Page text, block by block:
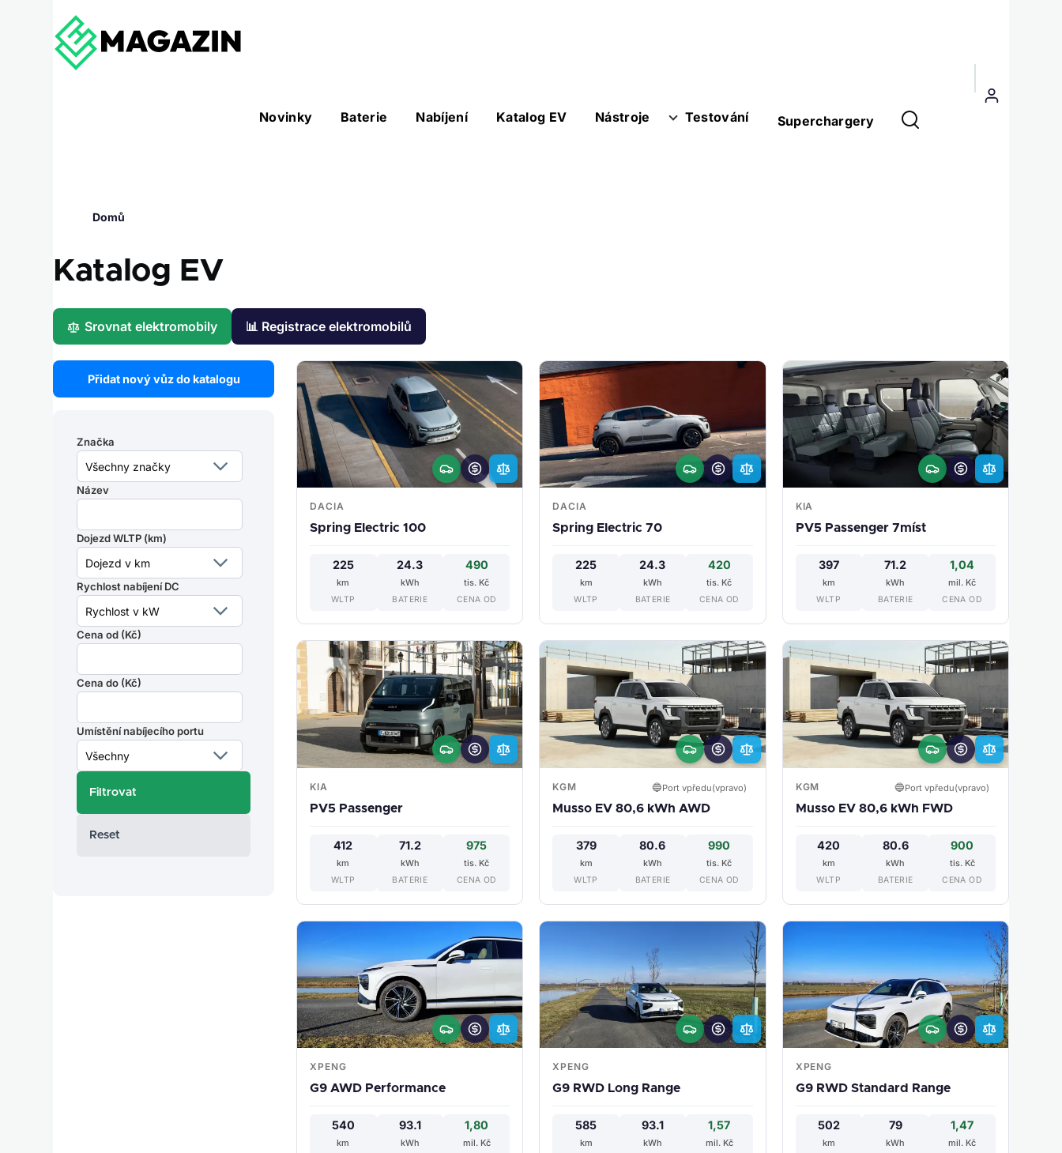
Hlavní
Novinky Baterie Nabíjení Katalog EV Nástroje
Nástroje sub-navigation Testování Superchargery
Menu
uživatelského
Drobečková
navigace
Domů
Katalog EV
Srovnat elektromobily 📊 Registrace elektromobilů
Přidat nový vůz do katalogu
Značka
Název
Dojezd WLTP (km)
Rychlost nabíjení DC
Cena od (Kč)
Cena do (Kč)
Umístění nabíjecího portu
Reset
DACIA
Spring Electric 100
225
km
WLTP
24.3
kWh
BATERIE
490
tis. Kč
CENA OD
DACIA
Spring Electric 70
225
km
WLTP
24.3
kWh
BATERIE
420
tis. Kč
CENA OD
KIA
PV5 Passenger 7míst
397
km
WLTP
71.2
kWh
BATERIE
1,04
mil. Kč
CENA OD
KIA
PV5 Passenger
412
km
WLTP
71.2
kWh
BATERIE
975
tis. Kč
CENA OD
KGM 🔵Port vpředu(vpravo)
Musso EV 80,6 kWh AWD
379
km
WLTP
80.6
kWh
BATERIE
990
tis. Kč
CENA OD
KGM 🔵Port vpředu(vpravo)
Musso EV 80,6 kWh FWD
420
km
WLTP
80.6
kWh
BATERIE
900
tis. Kč
CENA OD
XPENG
G9 AWD Performance
540
km
93.1
kWh
1,80
mil. Kč
XPENG
G9 RWD Long Range
585
km
93.1
kWh
1,57
mil. Kč
XPENG
G9 RWD Standard Range
502
km
79
kWh
1,47
mil. Kč